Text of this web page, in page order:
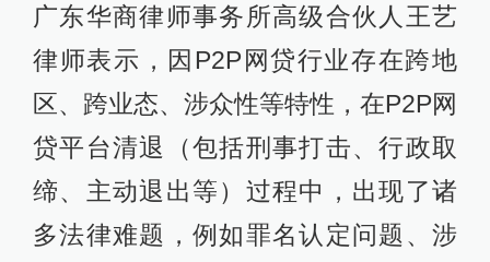
广东华商律师事务所高级合伙人王艺
律师表示，因P2P网贷行业存在跨地
区、跨业态、涉众性等特性，在P2P网
贷平台清退（包括刑事打击、行政取
缔、主动退出等）过程中，出现了诸
多法律难题，例如罪名认定问题、涉